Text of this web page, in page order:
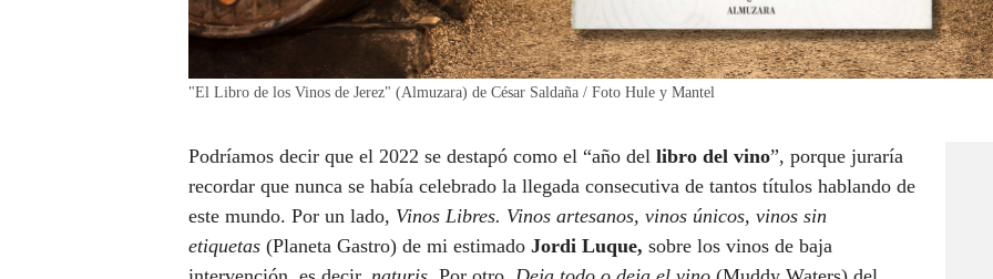
"El Libro de los Vinos de Jerez" (Almuzara) de César Saldaña / Foto Hule y Mantel
Podríamos decir que el 2022 se destapó como el “año del libro del vino”, porque juraría
recordar que nunca se había celebrado la llegada consecutiva de tantos títulos hablando de
este mundo. Por un lado, Vinos Libres. Vinos artesanos, vinos únicos, vinos sin
etiquetas (Planeta Gastro) de mi estimado Jordi Luque, sobre los vinos de baja